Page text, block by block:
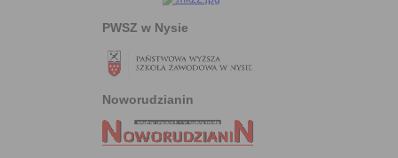
PWSZ w Nysie
Noworudzianin